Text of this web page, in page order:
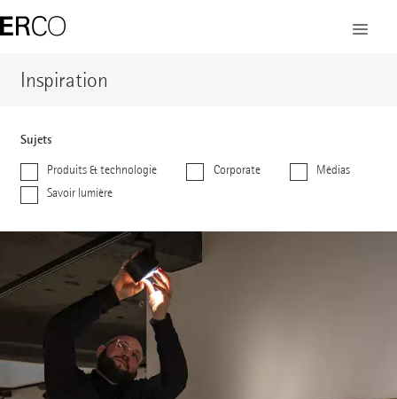
Inspiration
Sujets
Produits & technologie Corporate
Médias
Savoir lumière